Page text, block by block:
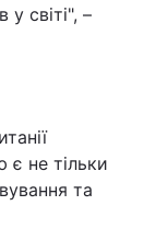
світі", –
не тільки
та